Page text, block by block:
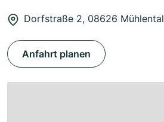
Dorfstraße 2, 08626 Mühlental
Anfahrt planen